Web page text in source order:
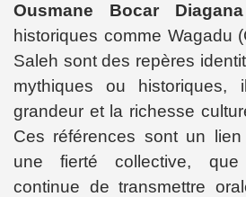
Ousmane Bocar
historiques comme Wagadu
Saleh sont des repères
mythiques ou historiques,
grandeur et la richesse
Ces références sont un
une fierté collective, que
continue de transmettre